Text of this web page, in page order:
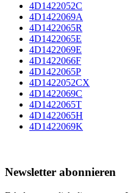
4D1422052C
4D1422069A
4D1422065R
4D1422065E
4D1422069E
4D1422066F
4D1422065P
4D1422052CX
4D1422069C
4D1422065T
4D1422065H
4D1422069K
Newsletter abonnieren